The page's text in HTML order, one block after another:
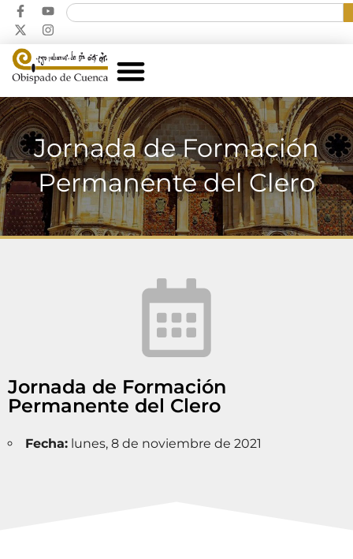
Jornada de Formación
Permanente del Clero
Jornada de Formación
Permanente del Clero
Fecha: lunes, 8 de noviembre de 2021